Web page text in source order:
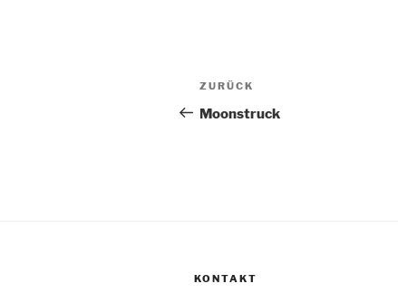
Beitragsnavigation
Vorheriger
Beitrag
ZURÜCK
Moonstruck
KONTAKT